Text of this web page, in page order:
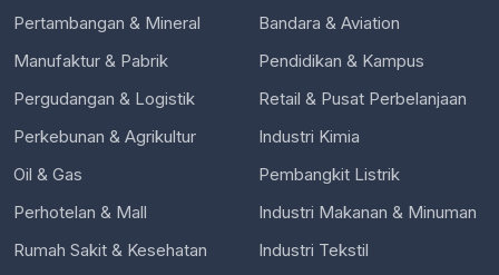
Pertambangan & Mineral
Manufaktur & Pabrik
Pergudangan & Logistik
Perkebunan & Agrikultur
Oil & Gas
Perhotelan & Mall
Rumah Sakit & Kesehatan
Bandara & Aviation
Pendidikan & Kampus
Retail & Pusat Perbelanjaan
Industri Kimia
Pembangkit Listrik
Industri Makanan & Minuman
Industri Tekstil